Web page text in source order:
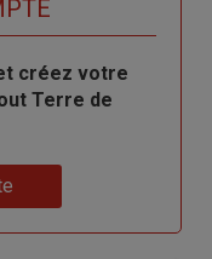
créez votre
Terre de